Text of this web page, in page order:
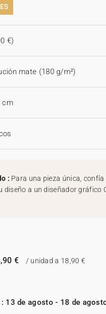
€)
mate (180 g/m²)
cm
: Para una pieza única, confía
diseño a un diseñador gráfico
€ / unidad a 18,90 €
: 13 de agosto - 18 de